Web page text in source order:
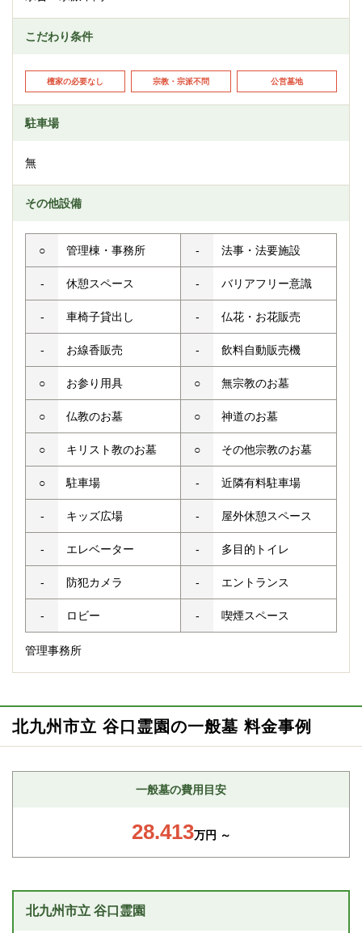
こだわり条件
檀家の必要なし 宗教・宗派不問 公営墓地
駐車場
無
その他設備
○ 管理棟・事務所 - 法事・法要施設
- 休憩スペース - バリアフリー意識
- 車椅子貸出し - 仏花・お花販売
- お線香販売 - 飲料自動販売機
○ お参り用具 ○ 無宗教のお墓
○ 仏教のお墓 ○ 神道のお墓
○ キリスト教のお墓 ○ その他宗教のお墓
○ 駐車場 - 近隣有料駐車場
- キッズ広場 - 屋外休憩スペース
- エレベーター - 多目的トイレ
- 防犯カメラ - エントランス
- ロビー - 喫煙スペース
管理事務所
北九州市立 谷口霊園の一般墓 料金事例
一般墓の費用目安
28.413万円 ～
北九州市立 谷口霊園